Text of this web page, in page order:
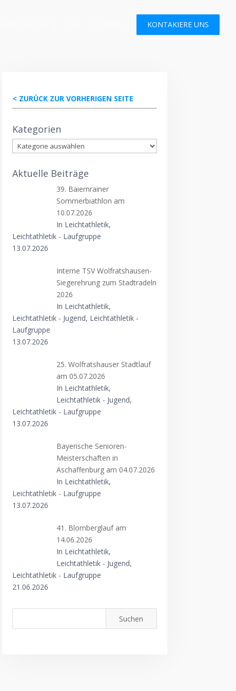
KONTAKIERE UNS
< ZURÜCK ZUR VORHERIGEN SEITE
Kategorien
Kategorien
Aktuelle Beiträge
39. Baiernrainer
Sommerbiathlon am
10.07.2026
In Leichtathletik,
Leichtathletik - Laufgruppe
13.07.2026
Interne TSV Wolfratshausen-
Siegerehrung zum Stadtradeln
2026
In Leichtathletik,
Leichtathletik - Jugend, Leichtathletik -
Laufgruppe
13.07.2026
25. Wolfratshauser Stadtlauf
am 05.07.2026
In Leichtathletik,
Leichtathletik - Jugend,
Leichtathletik - Laufgruppe
13.07.2026
Bayerische Senioren-
Meisterschaften in
Aschaffenburg am 04.07.2026
In Leichtathletik,
Leichtathletik - Laufgruppe
13.07.2026
41. Blomberglauf am
14.06.2026
In Leichtathletik,
Leichtathletik - Jugend,
Leichtathletik - Laufgruppe
21.06.2026